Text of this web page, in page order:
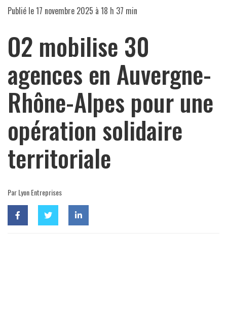
Publié le17 novembre 2025 à 18 h 37 min
O2 mobilise 30
agences en Auvergne-
Rhône-Alpes pour une
opération solidaire
territoriale
Par Lyon Entreprises